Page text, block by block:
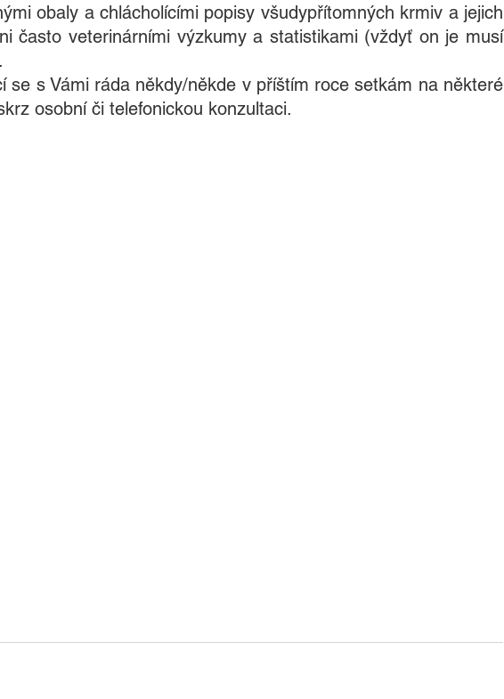
obaly a chlácholícími popisy všudypřítomných krmiv a jejich
často veterinárními výzkumy a statistikami (vždyť on je musí
osobní či telefonickou konzultaci.